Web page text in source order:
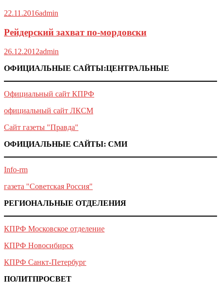
22.11.2016admin
Рейдерский захват по-мордовски
26.12.2012admin
ОФИЦИАЛЬНЫЕ САЙТЫ:ЦЕНТРАЛЬНЫЕ
Официальный сайт КПРФ
официальный сайт ЛКСМ
Сайт газеты "Правда"
ОФИЦИАЛЬНЫЕ САЙТЫ: СМИ
Info-rm
газета "Советская Россия"
РЕГИОНАЛЬНЫЕ ОТДЕЛЕНИЯ
КПРФ Московское отделение
КПРФ Новосибирск
КПРФ Санкт-Петербург
ПОЛИТПРОСВЕТ